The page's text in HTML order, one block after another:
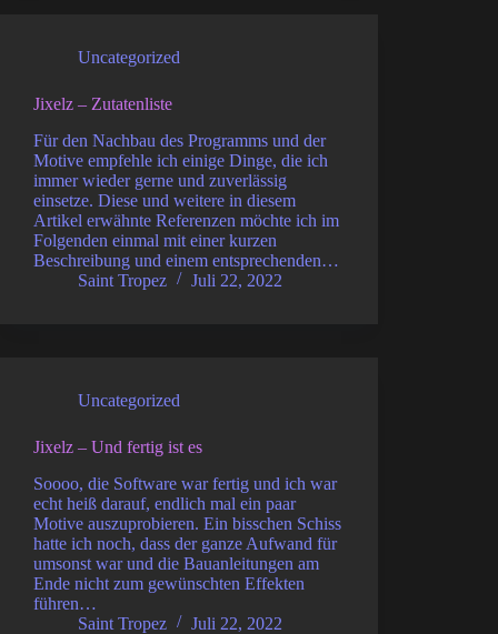
Uncategorized
Jixelz – Zutatenliste
Für den Nachbau des Programms und der
Motive empfehle ich einige Dinge, die ich
immer wieder gerne und zuverlässig
einsetze. Diese und weitere in diesem
Artikel erwähnte Referenzen möchte ich im
Folgenden einmal mit einer kurzen
Beschreibung und einem entsprechenden…
Saint Tropez
Juli 22, 2022
Uncategorized
Jixelz – Und fertig ist es
Soooo, die Software war fertig und ich war
echt heiß darauf, endlich mal ein paar
Motive auszuprobieren. Ein bisschen Schiss
hatte ich noch, dass der ganze Aufwand für
umsonst war und die Bauanleitungen am
Ende nicht zum gewünschten Effekten
führen…
Saint Tropez
Juli 22, 2022